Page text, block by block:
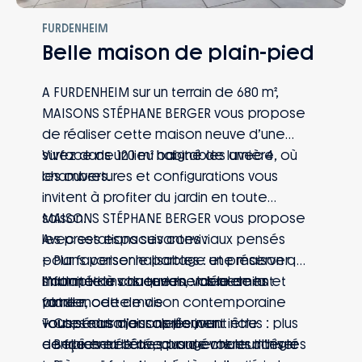
FURDENHEIM
Belle maison de plain-pied
A FURDENHEIM sur un terrain de 680 m²,
MAISONS STÉPHANE BERGER vous propose
de réaliser cette maison neuve d’une
surface de 120 m² habitables avec 4
chambres.
Vivez dans un lieu baigné de lumière, où
les ouvertures et configurations vous
invitent à profiter du jardin en toute
saison.
Avec ses espaces conviviaux pensés
pour favoriser le partage et préserver
l’intimité de chaque membre de la
famille, cette maison contemporaine
vous séduira jour après jour.
– Belle entrée avec rangements intégrés
MAISONS STÉPHANE BERGER vous propose
les prestations suivantes :
– Plans personnalisables : une maison qui
s’adapte à vos envies, vos besoins et
votre mode de vie
– Capteurs d’ensoleillement inclus : plus
de fraîcheur l’été, plus de chaleur l’hiver
Informations du terrain : Idéalement
placer
Toutes nos maisons peuvent être
conçues et bâties pour évoluer dans le